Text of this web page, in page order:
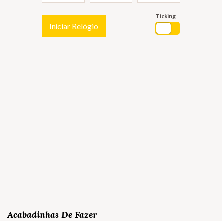
Iniciar Relógio
Ticking
Acabadinhas De Fazer